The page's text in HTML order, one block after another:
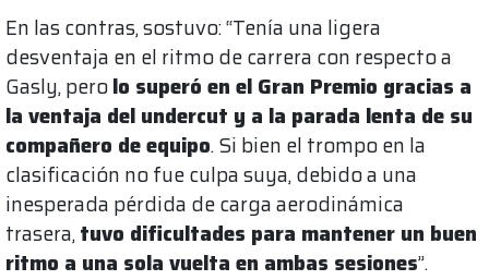
En las contras, sostuvo: “Tenía una ligera
desventaja en el ritmo de carrera con respecto a
Gasly, perolo superó en el Gran Premio gracias a
la ventaja del undercut y a la parada lenta de su
compañero de equipo. Si bien el trompo en la
clasificación no fue culpa suya, debido a una
inesperada pérdida de carga aerodinámica
trasera,tuvo dificultades para mantener un buen
ritmo a una sola vuelta en ambas sesiones”.